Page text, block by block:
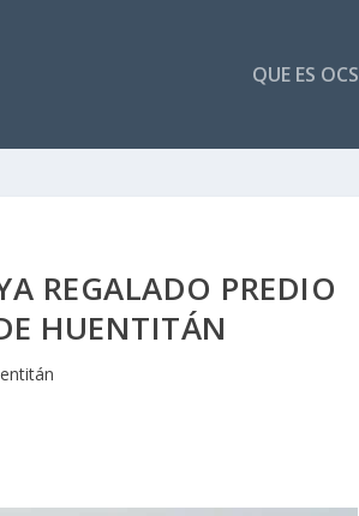
QUE ES
REGALADO PREDIO
HUENTITÁN